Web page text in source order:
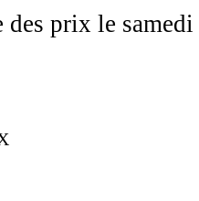
des prix le